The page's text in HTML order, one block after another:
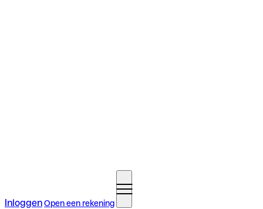
InloggenOpen een rekening